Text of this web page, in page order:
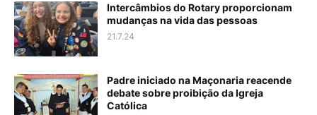
Intercâmbios do Rotary proporcionam
mudanças na vida das pessoas
21.7.24
Padre iniciado na Maçonaria reacende
debate sobre proibição da Igreja
Católica